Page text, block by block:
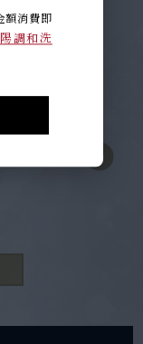
額消費即
調和洗